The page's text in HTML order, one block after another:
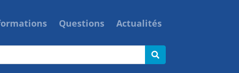
Questions Actualités